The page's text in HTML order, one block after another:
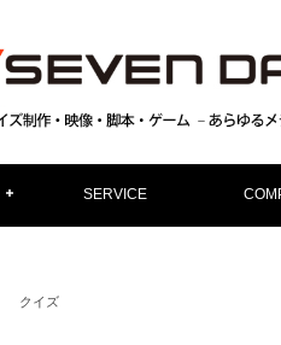
SERVICE
クイズ